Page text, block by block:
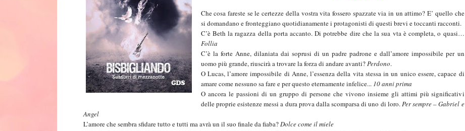
Che cosa fareste se le certezze della vostra vita fossero spazzate via in un attimo? E’ quello che
si domandano e fronteggiano quotidianamente i protagonisti di questi brevi e toccanti racconti.
C’è Beth la ragazza della porta accanto. Di potrebbe dire che la sua vta è completa, o quasi…
Follia
C’è la forte Anne, dilaniata dai soprusi di un padre padrone e dall’amore impossibile per un
uomo più grande, riuscirà a trovare la forza di andare avanti?Perdono.
O Lucas, l’amore impossibile di Anne, l’essenza della vita stessa in un unico essere, capace di
amare come nessuno sa fare e per questo eternamente infelice... 10 anni prima
O ancora le passioni di un gruppo di persone che vivono insieme gli attimi più significativi
delle proprie esistenze messi a dura prova dalla scomparsa di uno di loro.Per sempre – Gabriel e
Angel
L’amore che sembra sfidare tutto e tutti ma avrà un il suo finale da fiaba?Dolce come il miele